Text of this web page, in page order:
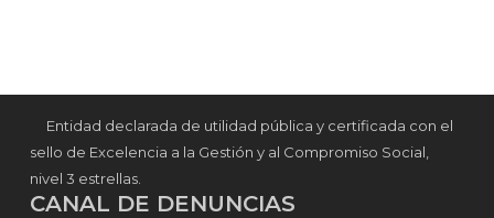
Entidad declarada de utilidad pública y certificada con el
sello de Excelencia a la Gestión y al Compromiso Social,
nivel 3 estrellas.
CANAL DE DENUNCIAS